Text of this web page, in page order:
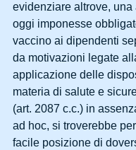
evidenziare altrove, una
oggi imponesse
vaccino ai dipendenti
da motivazioni legate
applicazione delle
materia di salute e
(art. 2087 c.c.) in
ad hoc, si troverebbe
facile posizione di